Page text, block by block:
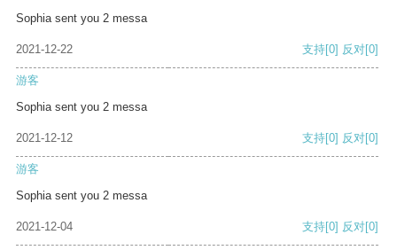
Sophia sent you 2 messa
2021-12-22 支持[0] 反对[0]
游客
Sophia sent you 2 messa
2021-12-12 支持[0] 反对[0]
游客
Sophia sent you 2 messa
2021-12-04 支持[0] 反对[0]